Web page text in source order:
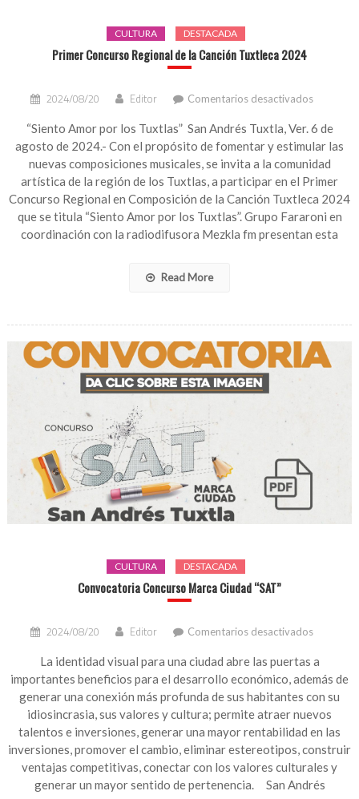
CULTURA DESTACADA
Primer Concurso Regional de la Canción Tuxtleca 2024
2024/08/20 Editor Comentarios desactivadosen
Concurso
Regional
la
Canción
Tuxtleca
2024
“Siento Amor por los Tuxtlas” San Andrés Tuxtla, Ver. 6 de
agosto de 2024.- Con el propósito de fomentar y estimular las
nuevas composiciones musicales, se invita a la comunidad
artística de la región de los Tuxtlas, a participar en el Primer
Concurso Regional en Composición de la Canción Tuxtleca 2024
que se titula “Siento Amor por los Tuxtlas”. Grupo Fararoni en
coordinación con la radiodifusora Mezkla fm presentan esta
Read More
CULTURA DESTACADA
Convocatoria Concurso Marca Ciudad “SAT”
2024/08/20 Editor Comentarios desactivadosen
Concurso
Marca
“SAT”
La identidad visual para una ciudad abre las puertas a
importantes beneficios para el desarrollo económico, además de
generar una conexión más profunda de sus habitantes con su
idiosincrasia, sus valores y cultura; permite atraer nuevos
talentos e inversiones, generar una mayor rentabilidad en las
inversiones, promover el cambio, eliminar estereotipos, construir
ventajas competitivas, conectar con los valores culturales y
generar un mayor sentido de pertenencia. San Andrés